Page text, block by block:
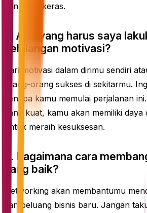
dan kerja keras.
2. Apa yang harus saya
kehilangan motivasi?
Cari motivasi dalam dirimu sendiri
orang-orang sukses di sekitarmu.
kenapa kamu memulai perjalanan
yang kuat, kamu akan memiliki
untuk meraih kesuksesan.
3. Bagaimana cara
yang baik?
Networking akan membantumu
dan peluang bisnis baru. Jangan